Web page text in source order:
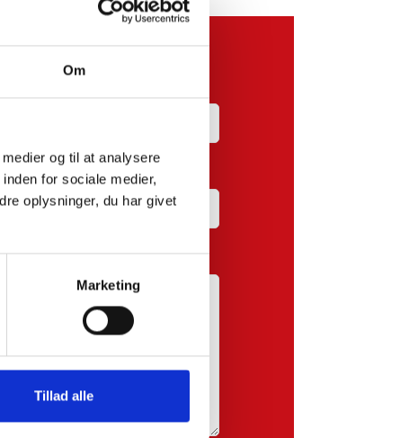
Om
og til at analysere
for sociale medier,
oplysninger, du har givet
Marketing
Tillad alle